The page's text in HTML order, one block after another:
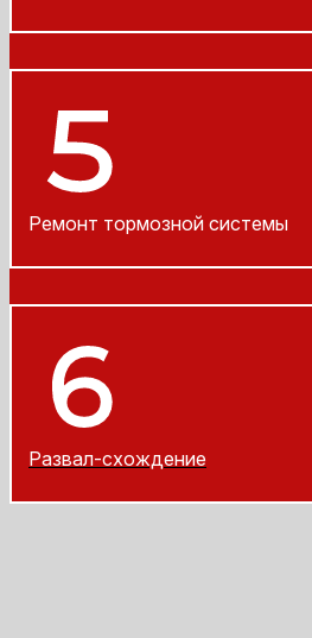
Ремонт тормозной системы
Развал-схождение